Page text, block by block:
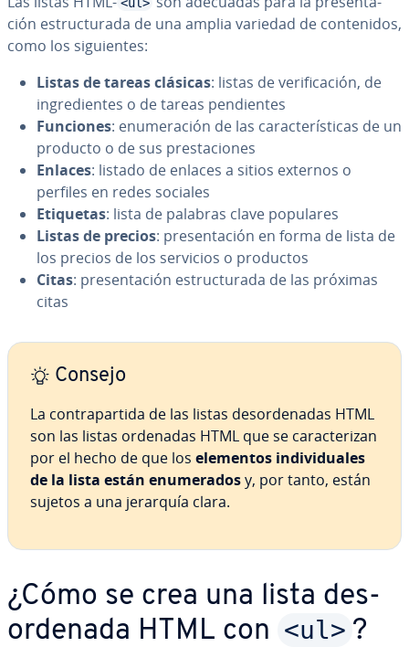
ción es­tru­c­tu­ra­da de una amplia variedad de co­n­te­ni­dos,
como los si­guie­n­tes:
Listas de tareas clásicas: listas de ve­ri­fi­ca­ción, de
in­gre­die­n­tes o de tareas pe­n­die­n­tes
Funciones: enu­me­ra­ción de las ca­ra­c­te­rí­s­ti­cas de un
producto o de sus pre­s­ta­cio­nes
Enlaces: listado de enlaces a sitios externos o
perfiles en redes sociales
Etiquetas: lista de palabras clave populares
Listas de precios: pre­se­n­ta­ción en forma de lista de
los precios de los servicios o productos
Citas: pre­se­n­ta­ción es­tru­c­tu­ra­da de las próximas
citas
Consejo
La co­n­tra­pa­r­ti­da de las listas des­or­de­na­das HTML
son las listas ordenadas HTML que se ca­ra­c­te­ri­zan
por el hecho de que los elementos in­di­vi­dua­les
de la lista están enu­me­ra­dosy, por tanto, están
sujetos a una jerarquía clara.
¿Cómo se crea una lista des­
or­de­na­da HTML con <ul> ?